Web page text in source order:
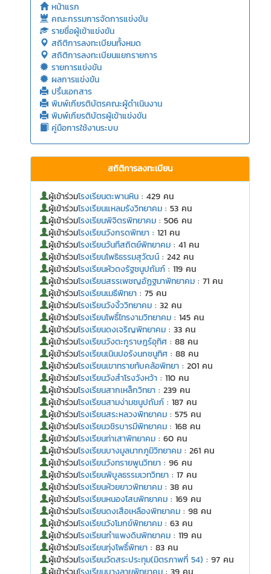
หน้าแรก
คณะกรรมการจัดการแข่งขัน
รายชื่อผู้เข้าแข่งขัน
สถิติการลงทะเบียนทั้งหมด
สถิติการลงทะเบียนแยกรายการ
รายการแข่งขัน
ผลการแข่งขัน
ปริ้นเอกสาร
พิมพ์เกียรติบัตรคณะผู้ดำเนินงาน
พิมพ์เกียรติบัตรผู้เข้าแข่งขัน
คู่มือการใช้งานระบบ
สถิติการลงทะเบียน
ผู้เข้าร่วมโรงเรียนตะพานหิน : 429 คน
ผู้เข้าร่วมโรงเรียนแหลมรังวิทยาคม : 53 คน
ผู้เข้าร่วมโรงเรียนพิจิตรพิทยาคม : 506 คน
ผู้เข้าร่วมโรงเรียนวังกรดพิทยา : 121 คน
ผู้เข้าร่วมโรงเรียนวันทีสถิตย์พิทยาคม : 41 คน
ผู้เข้าร่วมโรงเรียนโพธิธรรมสุวัฒน์ : 242 คน
ผู้เข้าร่วมโรงเรียนหัวดงรัฐชนูปถัมภ์ : 119 คน
ผู้เข้าร่วมโรงเรียนสรรเพชญอัฏฐมาพิทยาคม : 71 คน
ผู้เข้าร่วมโรงเรียนเมธีพิทยา : 75 คน
ผู้เข้าร่วมโรงเรียนวังงิ้ววิทยาคม : 32 คน
ผู้เข้าร่วมโรงเรียนโพธิ์ไทรงามวิทยาคม : 145 คน
ผู้เข้าร่วมโรงเรียนดงเจริญพิทยาคม : 33 คน
ผู้เข้าร่วมโรงเรียนวังตะกูราษฎร์อุทิศ : 88 คน
ผู้เข้าร่วมโรงเรียนเนินปอรังนกชนูทิศ : 88 คน
ผู้เข้าร่วมโรงเรียนเขาทรายทับคล้อพิทยา : 201 คน
ผู้เข้าร่วมโรงเรียนวังสำโรงวังหว้า : 110 คน
ผู้เข้าร่วมโรงเรียนสากเหล็กวิทยา : 239 คน
ผู้เข้าร่วมโรงเรียนสามง่ามชนูปถัมภ์ : 187 คน
ผู้เข้าร่วมโรงเรียนสระหลวงพิทยาคม : 575 คน
ผู้เข้าร่วมโรงเรียนวชิรบารมีพิทยาคม : 168 คน
ผู้เข้าร่วมโรงเรียนท่าเสาพิทยาคม : 60 คน
ผู้เข้าร่วมโรงเรียนบางมูลนากภูมิวิทยาคม : 261 คน
ผู้เข้าร่วมโรงเรียนวังทรายพูนวิทยา : 96 คน
ผู้เข้าร่วมโรงเรียนพิบูลธรรมเวทวิทยา : 17 คน
ผู้เข้าร่วมโรงเรียนห้วยยาวพิทยาคม : 38 คน
ผู้เข้าร่วมโรงเรียนหนองโสนพิทยาคม : 169 คน
ผู้เข้าร่วมโรงเรียนดงเสือเหลืองพิทยาคม : 98 คน
ผู้เข้าร่วมโรงเรียนวังโมกข์พิทยาคม : 63 คน
ผู้เข้าร่วมโรงเรียนกำแพงดินพิทยาคม : 119 คน
ผู้เข้าร่วมโรงเรียนทุ่งโพธิ์พิทยา : 83 คน
ผู้เข้าร่วมโรงเรียนวัดสระประทุม(มิตรภาพที่ 54) : 97 คน